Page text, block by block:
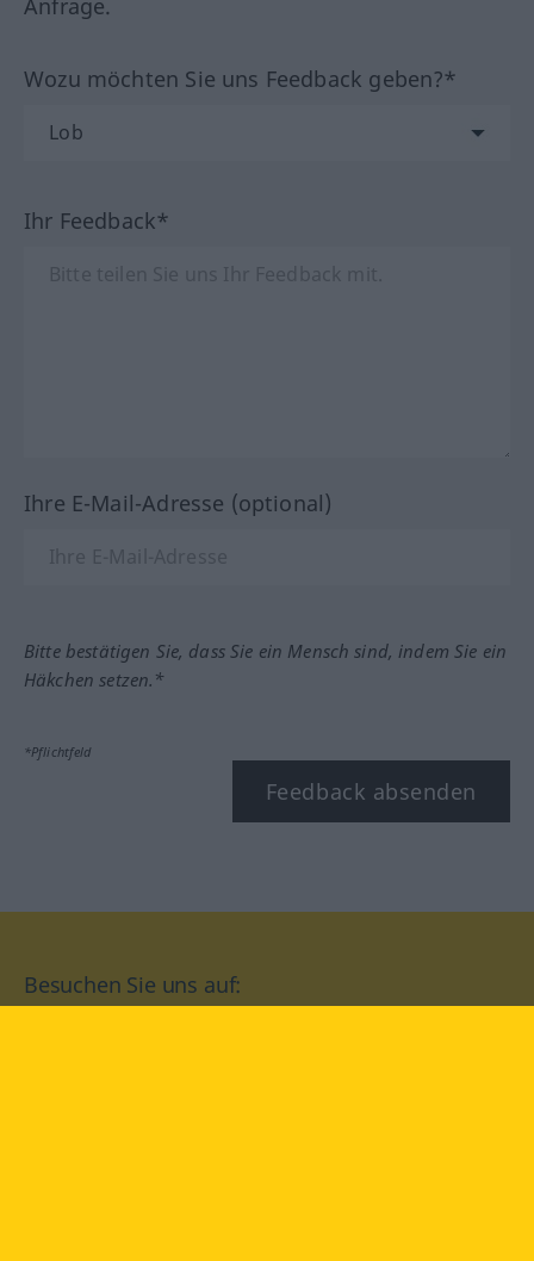
Wozu möchten Sie uns Feedback geben?*
Ihr Feedback*
Ihre E-Mail-Adresse (optional)
Bitte bestätigen Sie, dass Sie ein Mensch sind, indem Sie ein
Häkchen setzen.*
*Pflichtfeld
Feedback absenden
Besuchen Sie uns auf: